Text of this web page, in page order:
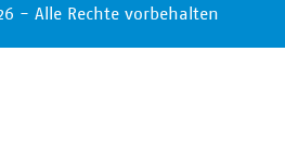
- Alle Rechte vorbehalten